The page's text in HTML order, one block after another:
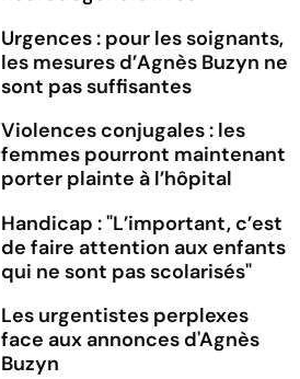
Urgences : pour les soignants,
les mesures d’Agnès Buzyn ne
sont pas suffisantes
Violences conjugales : les
femmes pourront maintenant
porter plainte à l’hôpital
Handicap : "L’important, c’est
de faire attention aux enfants
qui ne sont pas scolarisés"
Les urgentistes perplexes
face aux annonces d'Agnès
Buzyn